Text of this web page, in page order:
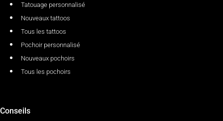
Tatouage personnalisé
Nouveaux tattoos
Tous les tattoos
Pochoir personnalisé
Nouveaux pochoirs
Tous les pochoirs
Conseils